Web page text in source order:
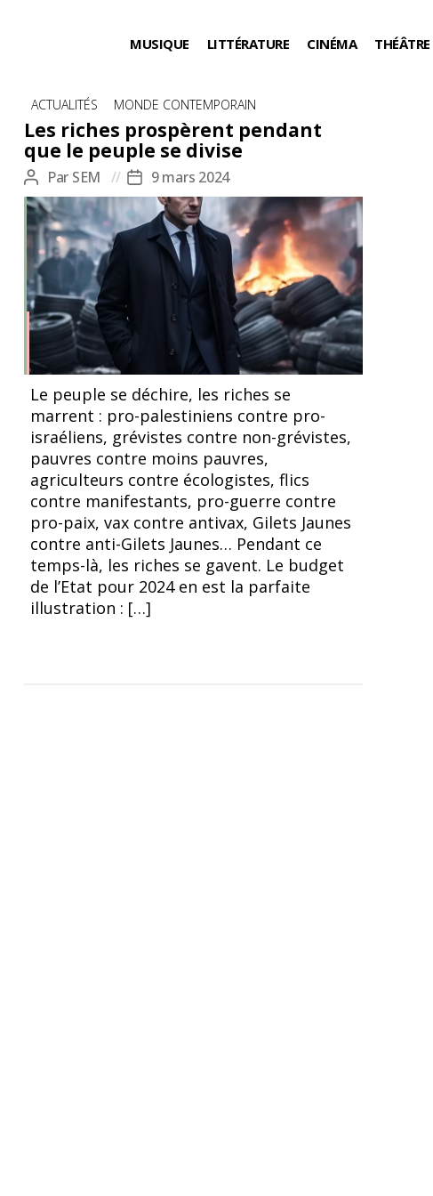
MUSIQUE LITTÉRATURE CINÉMA THÉÂTRE
Catégories
ACTUALITÉS MONDE CONTEMPORAIN
Les riches prospèrent pendant
que le peuple se divise
Auteur
de
l’article
Par SEM
Date
de
l’article
9 mars 2024
Le peuple se déchire, les riches se
marrent : pro-palestiniens contre pro-
israéliens, grévistes contre non-grévistes,
pauvres contre moins pauvres,
agriculteurs contre écologistes, flics
contre manifestants, pro-guerre contre
pro-paix, vax contre antivax, Gilets Jaunes
contre anti-Gilets Jaunes… Pendant ce
temps-là, les riches se gavent. Le budget
de l’Etat pour 2024 en est la parfaite
illustration : […]